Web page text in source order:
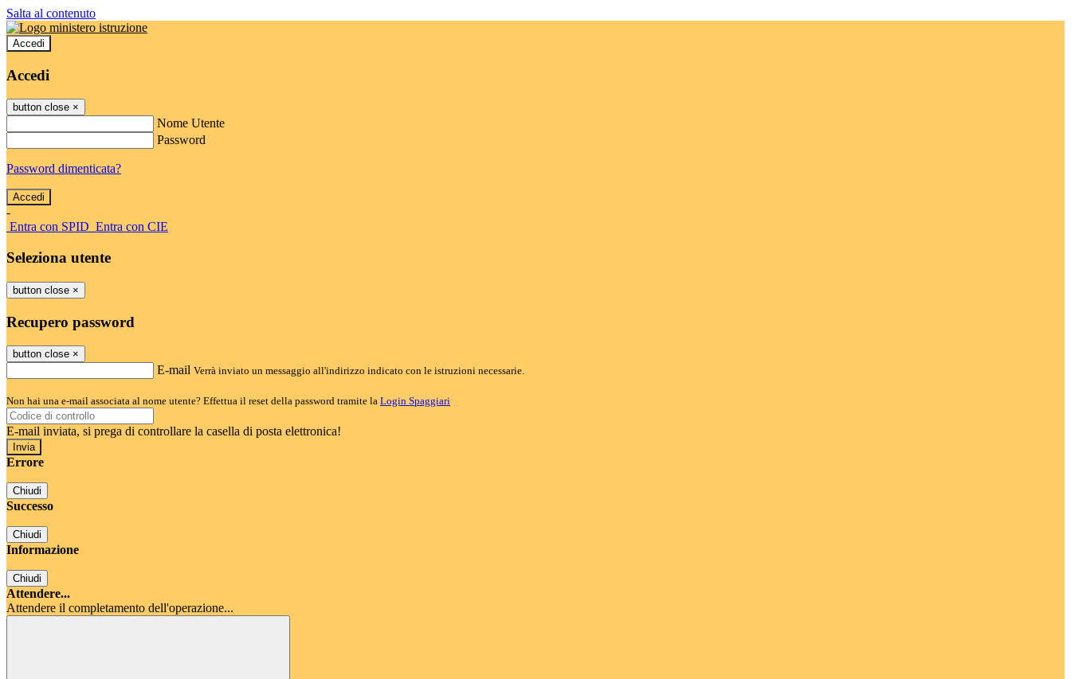
Salta al contenuto
Accedi
Accedi
button close ×
Nome Utente
Password
Password dimenticata?
-
Entra con SPID Entra con CIE
Seleziona utente
button close ×
Recupero password
button close ×
E-mail Verrà inviato un messaggio all'indirizzo indicato con le istruzioni necessarie.
Non hai una e-mail associata al nome utente? Effettua il reset della password tramite la Login Spaggiari
E-mail inviata, si prega di controllare la casella di posta elettronica!
Errore
Chiudi
Successo
Chiudi
Informazione
Chiudi
Attendere...
Attendere il completamento dell'operazione...